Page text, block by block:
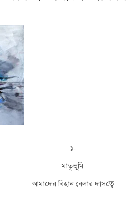
১.
মাতৃভূমি
আমাদের বিহান বেলার দাসত্বে